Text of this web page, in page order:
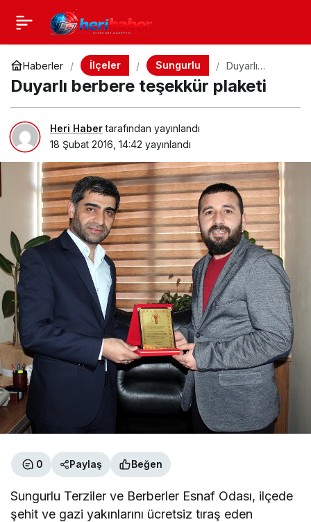
Haberler İlçeler Sungurlu
Duyarlı
berbere
teşekkür
Duyarlı berbere teşekkür plaketi
Heri Habertarafından yayınlandı
18 Şubat 2016, 14:42 yayınlandı
0 Paylaş Beğen
Sungurlu Terziler ve Berberler Esnaf Odası, ilçede
şehit ve gazi yakınlarını ücretsiz tıraş eden